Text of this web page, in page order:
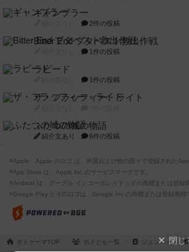
ギャンブラー
2件の投稿
Bitter End ブタペスト救出作戦
1件の投稿
ラピード
1件の投稿
ザ・フラッフィー・ライト
ふたつの城の物語
紹介文あり 6件の投稿
※Apple、Apple のロゴ は、米国および他の国々で登録された
※App Store は、Apple Inc.のサービスマークです。
※Android は、グーグル インコーポレイテッドの商標または登録
※Google Play とそのロゴは、Google Inc.の商標または登録商標
ボドゲーマTOP ボドとも一覧 ジュンペー閉じ